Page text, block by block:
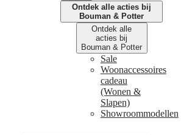
Ontdek alle acties bij
Bouman & Potter
Ontdek alle
acties bij
Bouman & Potter
Sale
Woonaccessoires
cadeau
(Wonen &
Slapen)
Showroommodellen